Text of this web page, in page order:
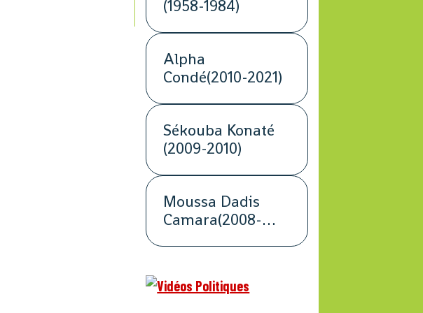
(1958-1984)
Alpha
Condé(2010-2021)
Sékouba Konaté
(2009-2010)
Moussa Dadis
Camara(2008-